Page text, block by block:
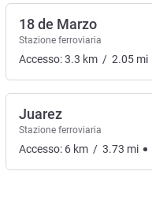
18 de Marzo
Stazione ferroviaria
Accesso:3.3 km / 2.05 mi
Juarez
Stazione ferroviaria
Accesso: 6 km / 3.73 mi